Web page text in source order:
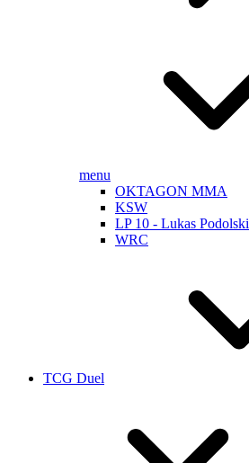
menu
OKTAGON MMA
KSW
LP 10 - Lukas Podolski
WRC
TCG Duel